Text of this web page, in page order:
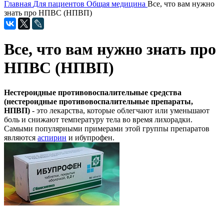
Главная Для пациентов Общая медицина Все, что вам нужно
знать про НПВС (НПВП)
Все, что вам нужно знать про
НПВС (НПВП)
Нестероидные противовоспалительные средства
(нестероидные противовоспалительные препараты,
НПВП) - это лекарства, которые облегчают или уменьшают
боль и снижают температуру тела во время лихорадки.
Самыми популярными примерами этой группы препаратов
являются аспирин и ибупрофен.